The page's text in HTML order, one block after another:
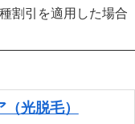
割引を適用した場合
光脱毛）